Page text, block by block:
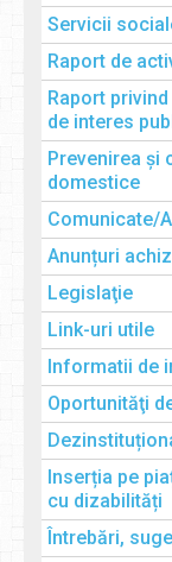
Servicii
Raport de
Raport
de interes
Prevenirea și
domestice
Comunicate/
Anunțuri
Legislaţie
Link-uri utile
Informatii de
Oportunităţi
Inserția pe
cu dizabilități
Întrebări,